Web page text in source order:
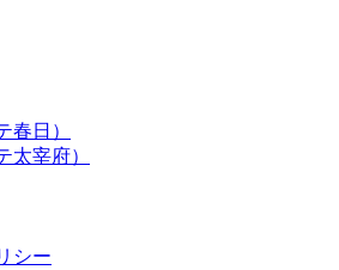
春日）
太宰府）
シー